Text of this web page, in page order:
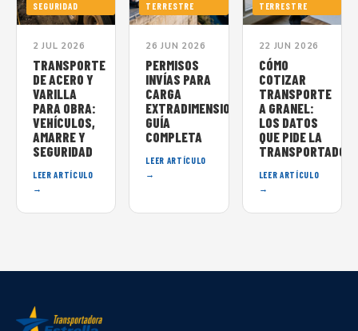
SEGURIDAD
2 JUL 2026
TRANSPORTE
DE ACERO Y
VARILLA
PARA OBRA:
VEHÍCULOS,
AMARRE Y
SEGURIDAD
LEER ARTÍCULO
→
TERRESTRE
26 JUN 2026
PERMISOS
INVÍAS PARA
CARGA
EXTRADIMENSIONADA:
GUÍA
COMPLETA
LEER ARTÍCULO
→
TERRESTRE
22 JUN 2026
CÓMO
COTIZAR
TRANSPORTE
A GRANEL:
LOS DATOS
QUE PIDE LA
LEER ARTÍCULO
→